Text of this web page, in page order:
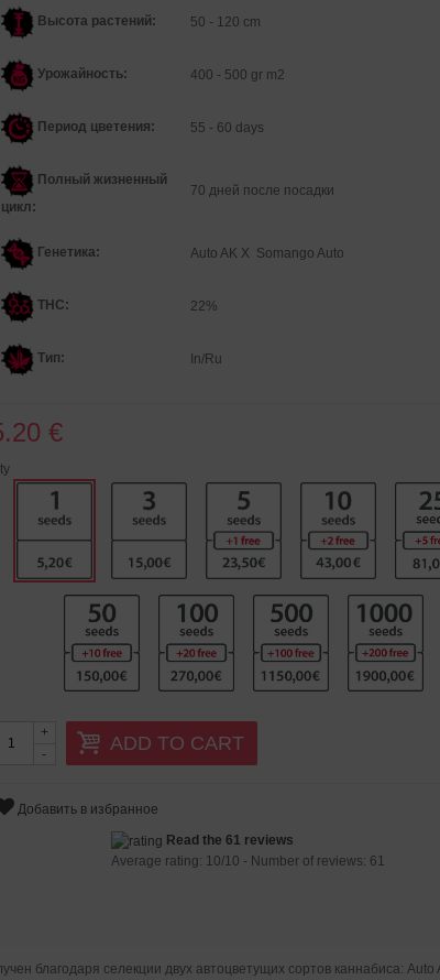
Высота растений: 50 - 120 cm
Урожайность: 400 - 500 gr m2
Период цветения: 55 - 60 days
Полный жизненный
цикл:
70 дней после посадки
Генетика: Auto AK X Somango Auto
THC: 22%
Тип: In/Ru
€
-
+ ADD TO CART
Добавить в избранное
Read the 61 reviews
Average rating: 10/10 - Number of reviews: 61
благодаря селекции двух автоцветущих сортов каннабиса: